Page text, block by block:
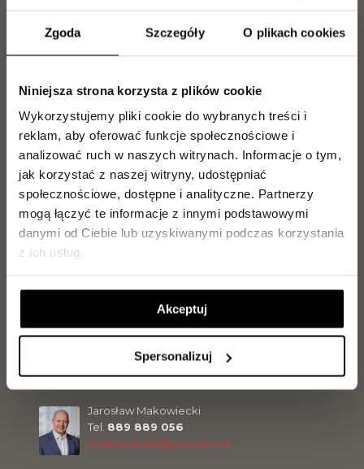
Zgoda Szczegóły O plikach cookies
Niniejsza strona korzysta z plików cookie
Wykorzystujemy pliki cookie do wybranych treści i
reklam, aby oferować funkcje społecznościowe i
analizować ruch w naszych witrynach. Informacje o tym,
jak korzystać z naszej witryny, udostępniać
społecznościowe, dostępne i analityczne. Partnerzy
mogą łączyć te informacje z innymi podstawowymi
danymi od Ciebie lub uzyskiwanymi podczas korzystania
z ich usług.
Akceptuj
Spersonalizuj
Magdalena Olszewska
Tel.504 099 770
m.olszewska@pres.com.pl
Jakub Kilanowski
Tel.729 142 896
p.ritter@pres.com.pl
Jarosław Makowiecki
Tel. 889 889 056
j.makowiecki@pres.com.pl